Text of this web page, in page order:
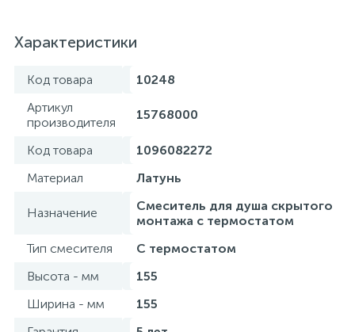
Характеристики
Код товара
10248
Артикул
производителя
15768000
Код товара
1096082272
Материал
Латунь
Назначение
Смеситель для душа скрытого
монтажа с термостатом
Тип смесителя
С термостатом
Высота - мм
155
Ширина - мм
155